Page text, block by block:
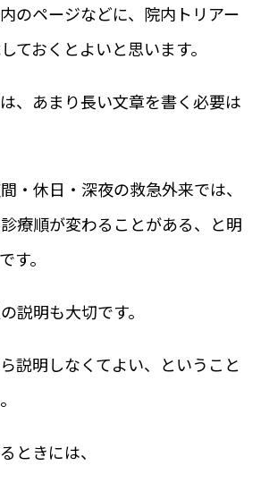
のページなどに、院内トリアー
ておくとよいと思います。
、あまり長い文章を書く必要は
・休日・深夜の救急外来では、
療順が変わることがある、と明
す。
説明も大切です。
説明しなくてよい、ということ
ときには、